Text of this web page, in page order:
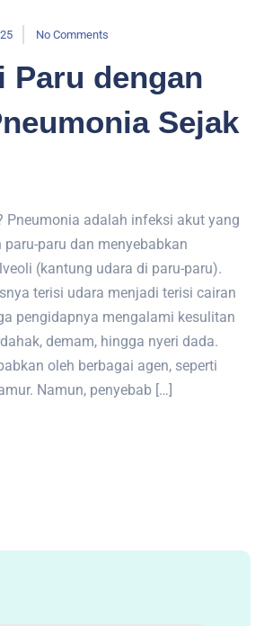
No Comments
Paru dengan
Sejak
Pneumonia adalah infeksi akut yang
paru dan menyebabkan
(kantung udara di paru-paru).
terisi udara menjadi terisi cairan
pengidapnya mengalami kesulitan
demam, hingga nyeri dada.
oleh berbagai agen, seperti
Namun, penyebab […]